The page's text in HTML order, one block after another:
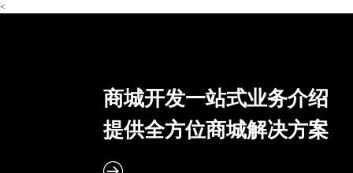
<
商城开发一站式业务介绍
提供全方位商城解决方案